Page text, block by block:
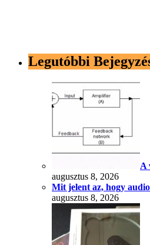
Legutóbbi
A
augusztus 8, 2026
Mit jelent az, hogy
augusztus 8, 2026